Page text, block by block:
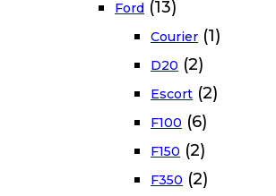
Ford (13)
Courier (1)
D20 (2)
Escort (2)
F100 (6)
F150 (2)
F350 (2)